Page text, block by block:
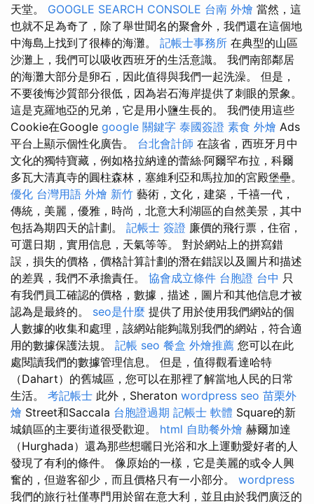
天堂。 GOOGLE SEARCH CONSOLE 台南 外燴 當然，這
也就不足為奇了，除了舉世聞名的聚會外，我們還在這個地
中海島上找到了很棒的海灘。 記帳士事務所 在典型的山區
沙灘上，我們可以吸收西班牙的生活意識。 我們南部鄰居
的海灘大部分是卵石，因此值得與我們一起洗澡。 但是，
不要後悔沙質部分很低，因為岩石海岸提供了刺眼的景象。
這是克羅地亞的兄弟，它是用小鹽生長的。 我們使用這些
Cookie在Google google 關鍵字 泰國簽證 素食 外燴 Ads
平台上顯示個性化廣告。 台北會計師 在該省，西班牙月中
文化的獨特寶藏，例如格拉納達的蕾絲·阿爾罕布拉，科爾
多瓦大清真寺的圓柱森林，塞維利亞和馬拉加的宮殿堡壘。
優化 台灣用語 外燴 新竹 藝術，文化，建築，千禧一代，
傳統，美麗，優雅，時尚，北意大利湖區的自然美景，其中
包括為期四天的計劃。 記帳士 簽證 廉價的飛行票，住宿，
可選日期，實用信息，天氣等等。 對於網站上的拼寫錯
誤，損失的價格，價格計算計劃的潛在錯誤以及圖片和描述
的差異，我們不承擔責任。 協會成立條件 台胞證 台中 只
有我們員工確認的價格，數據，描述，圖片和其他信息才被
認為是最終的。 seo是什麼 提供了用於使用我們網站的個
人數據的收集和處理，該網站能夠識別我們的網站，符合適
用的數據保護法規。 記帳 seo 餐盒 外燴推薦 您可以在此
處閱讀我們的數據管理信息。 但是，值得觀看達哈特
（Dahart）的舊城區，您可以在那裡了解當地人民的日常
生活。 考記帳士 此外，Sheraton wordpress seo 苗栗外
燴 Street和Saccala 台胞證過期 記帳士 軟體 Square的新
城鎮區的主要街道很受歡迎。 html 自助餐外燴 赫爾加達
（Hurghada）還為那些想曬日光浴和水上運動愛好者的人
發現了有利的條件。 像原始的一樣，它是美麗的或令人興
奮的，但遊客卻少，而且價格只有一小部分。 wordpress
我們的旅行社僅專門用於留在意大利，並且由於我們廣泛的